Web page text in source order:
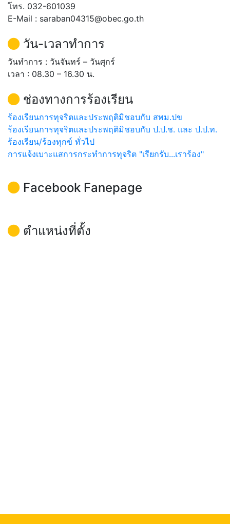
โทร. 032-601039
E-Mail : saraban04315@obec.go.th
วัน-เวลาทำการ
วันทำการ : วันจันทร์ – วันศุกร์
เวลา : 08.30 – 16.30 น.
ช่องทางการร้องเรียน
ร้องเรียนการทุจริตและประพฤติมิชอบกับ สพม.ปข
ร้องเรียนการทุจริตและประพฤติมิชอบกับ ป.ป.ช. และ ป.ป.ท.
ร้องเรียน/ร้องทุกข์ ทั่วไป
การแจ้งเบาะแสการกระทำการทุจริต "เรียกรับ...เราร้อง"
Facebook Fanepage
ตำแหน่งที่ตั้ง